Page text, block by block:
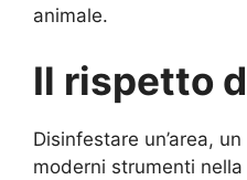
animale.
Il rispetto
Disinfestare un’area,
moderni strumenti